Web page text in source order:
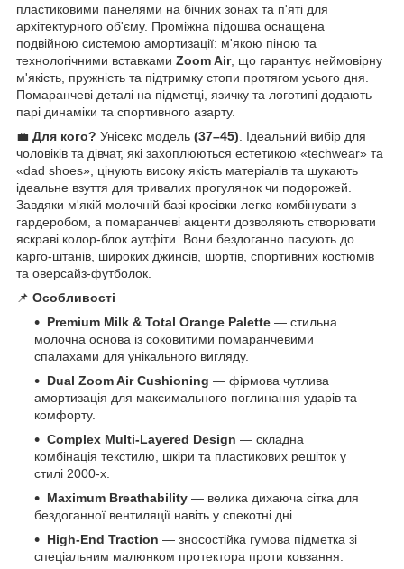
пластиковими панелями на бічних зонах та п'яті для
архітектурного об'єму. Проміжна підошва оснащена
подвійною системою амортизації: м'якою піною та
технологічними вставками Zoom Air, що гарантує неймовірну
м'якість, пружність та підтримку стопи протягом усього дня.
Помаранчеві деталі на підметці, язичку та логотипі додають
парі динаміки та спортивного азарту.
💼 Для кого? Унісекс модель (37–45) . Ідеальний вибір для
чоловіків та дівчат, які захоплюються естетикою «techwear» та
«dad shoes», цінують високу якість матеріалів та шукають
ідеальне взуття для тривалих прогулянок чи подорожей.
Завдяки м'якій молочній базі кросівки легко комбінувати з
гардеробом, а помаранчеві акценти дозволяють створювати
яскраві колор-блок аутфіти. Вони бездоганно пасують до
карго-штанів, широких джинсів, шортів, спортивних костюмів
та оверсайз-футболок.
📌 Особливості
Premium Milk & Total Orange Palette — стильна
молочна основа із соковитими помаранчевими
спалахами для унікального вигляду.
Dual Zoom Air Cushioning — фірмова чутлива
амортизація для максимального поглинання ударів та
комфорту.
Complex Multi-Layered Design — складна
комбінація текстилю, шкіри та пластикових решіток у
стилі 2000-х.
Maximum Breathability — велика дихаюча сітка для
бездоганної вентиляції навіть у спекотні дні.
High-End Traction — зносостійка гумова підметка зі
спеціальним малюнком протектора проти ковзання.